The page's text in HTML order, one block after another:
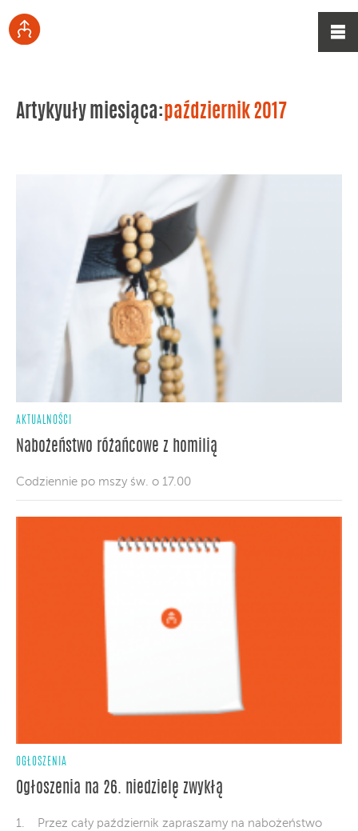
Artykyuły miesiąca: październik 2017
AKTUALNOŚCI
Nabożeństwo różańcowe z homilią
Codziennie po mszy św. o 17.00
OGŁOSZENIA
Ogłoszenia na 26. niedzielę zwykłą
1. Przez cały październik zapraszamy na nabożeństwo